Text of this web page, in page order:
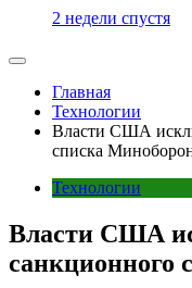
2 недели спустя
Главная
Технологии
Власти США
списка
Технологии
Власти США
санкционного